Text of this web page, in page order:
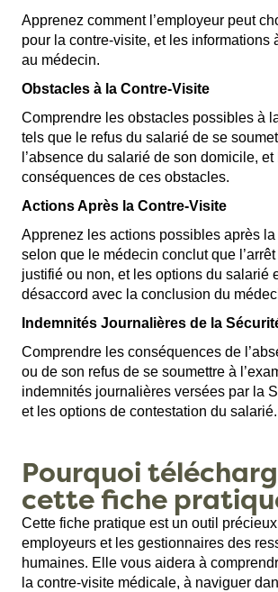
Apprenez comment l’employeur peut
pour la contre-visite, et les informations
au médecin.
Obstacles à la Contre-Visite
Comprendre les obstacles possibles à
tels que le refus du salarié de se
l’absence du salarié de son domicile, et
conséquences de ces obstacles.
Actions Après la Contre-Visite
Apprenez les actions possibles après la
selon que le médecin conclut que
justifié ou non, et les options du salarié
désaccord avec la conclusion du
Indemnités Journalières de la
Comprendre les conséquences de
ou de son refus de se soumettre à
indemnités journalières versées par la
et les options de contestation du salarié.
Pourquoi
cette fiche
Cette fiche pratique est un outil
employeurs et les gestionnaires des
humaines. Elle vous aidera à
la contre-visite médicale, à naviguer